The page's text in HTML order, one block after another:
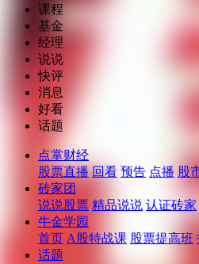
课程
基金
经理
说说
快评
消息
好看
话题
点掌财经
股票直播 回看 预告 点播 股
砖家团
说说股票 精品说说 认证砖家
牛金学园
首页 A股特战课 股票提高班
话题